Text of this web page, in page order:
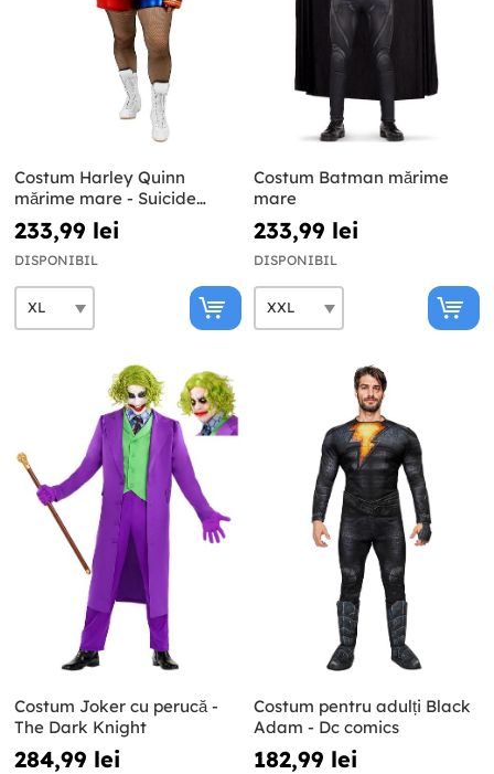
Costum Harley Quinn
mărime mare - Suicide
Squad
233,99 lei
DISPONIBIL
Costum Batman mărime
mare
233,99 lei
DISPONIBIL
Costum Joker cu perucă -
The Dark Knight
284,99 lei
Costum pentru adulți Black
Adam - Dc comics
182,99 lei